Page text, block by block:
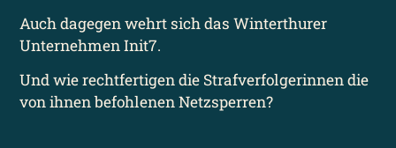
Auch dagegen wehrt sich das Winterthurer
Unter­nehmen Init7.
Und wie rechtfertigen die Straf­verfolgerinnen die
von ihnen befohlenen Netzsperren?